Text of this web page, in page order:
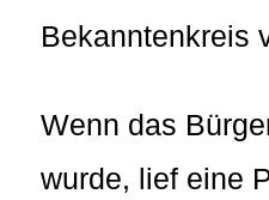
Bekanntenkreis
Wenn das
wurde, lief eine